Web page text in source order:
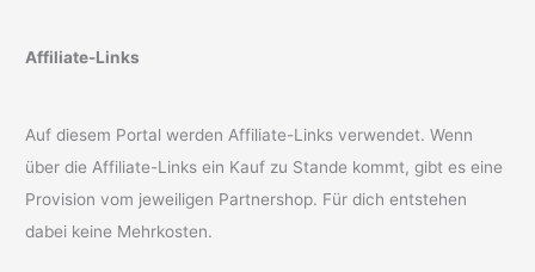
Affiliate-Links
Auf diesem Portal werden Affiliate-Links verwendet. Wenn
über die Affiliate-Links ein Kauf zu Stande kommt, gibt es eine
Provision vom jeweiligen Partnershop. Für dich entstehen
dabei keine Mehrkosten.